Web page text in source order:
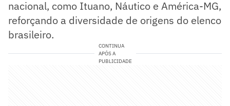
nacional, como Ituano, Náutico e América-MG,
reforçando a diversidade de origens do elenco
brasileiro.
CONTINUA
APÓS A
PUBLICIDADE